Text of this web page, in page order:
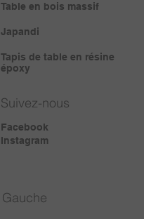
Table en bois massif
Japandi
Tapis de table en résine
époxy
Suivez-nous
Facebook
Instagram
Gauche